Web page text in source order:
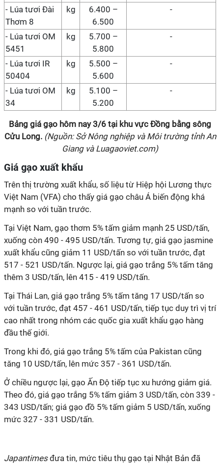
- Lúa tươi Đài
Thơm 8
kg
6.400 –
6.500
-
- Lúa tươi OM
5451
kg
5.700 –
5.800
-
- Lúa tươi IR
50404
kg
5.500 –
5.600
-
- Lúa tươi OM
34
kg
5.100 –
5.200
-
Bảng giá gạo hôm nay3/6 tại khu vực Đồng bằng sông
Cửu Long. (Nguồn: Sở Nông nghiệp và Môi trường tỉnh An
Giang và Luagaoviet.com)
Giá gạo xuất khẩu
Trên thị trường xuất khẩu, số liệu từ Hiệp hội Lương thực
Việt Nam (VFA) cho thấy giá gạo châu Á biến động khá
mạnh so với tuần trước.
Tại Việt Nam, gạo thơm 5% tấm giảm mạnh 25 USD/tấn,
xuống còn 490 - 495 USD/tấn. Tương tự, giá gạo jasmine
xuất khẩu cũng giảm 11 USD/tấn so với tuần trước, đạt
517 - 521 USD/tấn. Ngược lại, giá gạo trắng 5% tấm tăng
thêm 3 USD/tấn, lên 415 - 419 USD/tấn.
Tại Thái Lan, giá gạo trắng 5% tấm tăng 17 USD/tấn so
với tuần trước, đạt 457 - 461 USD/tấn, tiếp tục duy trì vị trí
cao nhất trong nhóm các quốc gia xuất khẩu gạo hàng
đầu thế giới.
Trong khi đó, giá gạo trắng 5% tấm của Pakistan cũng
tăng 10 USD/tấn, lên mức 357 - 361 USD/tấn.
Ở chiều ngược lại, gạo Ấn Độ tiếp tục xu hướng giảm giá.
Theo đó, giá gạo trắng 5% tấm giảm 3 USD/tấn, còn 339 -
343 USD/tấn; giá gạo đồ 5% tấm giảm 5 USD/tấn, xuống
mức 327 - 331 USD/tấn.
Japantimesđưa tin, mức tiêu thụ gạo tại Nhật Bản đã